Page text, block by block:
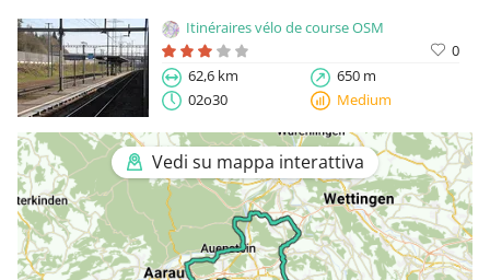
Itinéraires vélo de course OSM
0
62,6 km
650 m
02o30
Medium
Vedi su mappa interattiva